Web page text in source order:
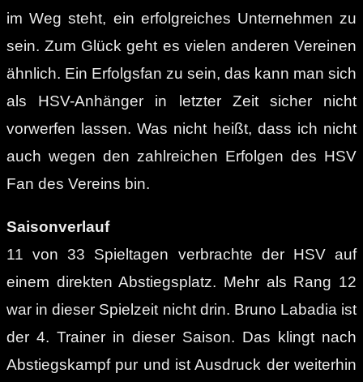
im Weg steht, ein erfolgreiches Unternehmen zu
sein. Zum Glück geht es vielen anderen Vereinen
ähnlich. Ein Erfolgsfan zu sein, das kann man sich
als HSV-Anhänger in letzter Zeit sicher nicht
vorwerfen lassen. Was nicht heißt, dass ich nicht
auch wegen den zahlreichen Erfolgen des HSV
Fan des Vereins bin.
Saisonverlauf
11 von 33 Spieltagen verbrachte der HSV auf
einem direkten Abstiegsplatz. Mehr als Rang 12
war in dieser Spielzeit nicht drin. Bruno Labadia ist
der 4. Trainer in dieser Saison. Das klingt nach
Abstiegskampf pur und ist Ausdruck der weiterhin